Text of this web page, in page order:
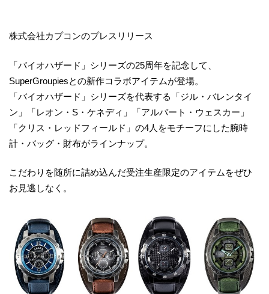
株式会社カプコンのプレスリリース
「バイオハザード」シリーズの25周年を記念して、
SuperGroupiesとの新作コラボアイテムが登場。
「バイオハザード」シリーズを代表する「ジル・バレンタイ
ン」「レオン・S・ケネディ」「アルバート・ウェスカー」
「クリス・レッドフィールド」の4人をモチーフにした腕時
計・バッグ・財布がラインナップ。
こだわりを随所に詰め込んだ受注生産限定のアイテムをぜひ
お見逃しなく。